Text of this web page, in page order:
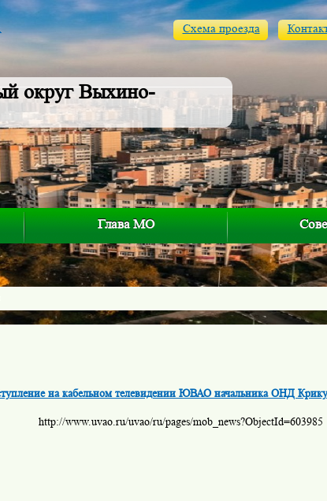
округ Выхино-
Схема проезда
Глава МО
на кабельном телевидении ЮВАО начальника ОНД
http://www.uvao.ru/uvao/ru/pages/mob_news?ObjectId=603985